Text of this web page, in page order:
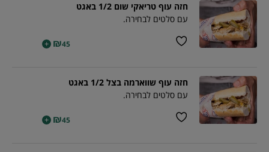
חזה עוף טריאקי שום 1/2 באגט
עם סלטים לבחירה.
₪45
+
חזה עוף שווארמה בצל 1/2 באגט
עם סלטים לבחירה.
₪45
+